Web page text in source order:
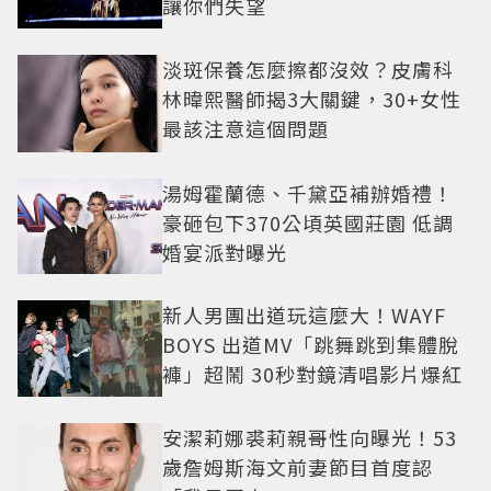
讓你們失望
淡斑保養怎麼擦都沒效？皮膚科
林暐熙醫師揭3大關鍵，30+女性
最該注意這個問題
湯姆霍蘭德、千黛亞補辦婚禮！
豪砸包下370公頃英國莊園 低調
婚宴派對曝光
新人男團出道玩這麼大！WAYF
BOYS 出道MV「跳舞跳到集體脫
褲」超鬧 30秒對鏡清唱影片爆紅
安潔莉娜裘莉親哥性向曝光！53
歲詹姆斯海文前妻節目首度認